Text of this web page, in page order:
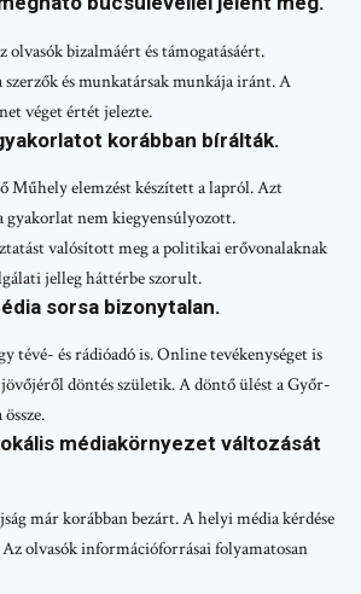
olvasók bizalmáért és támogatásáért.
és munkatársak munkája iránt. A
véget értét jelezte.
korábban bírálták.
Műhely elemzést készített a lapról. Azt
gyakorlat nem kiegyensúlyozott.
valósított meg a politikai erővonalaknak
jelleg háttérbe szorult.
sorsa bizonytalan.
tévé- és rádióadó is. Online tevékenységet is
döntés születik. A döntő ülést a Győr-
médiakörnyezet változását
már korábban bezárt. A helyi média kérdése
olvasók információforrásai folyamatosan